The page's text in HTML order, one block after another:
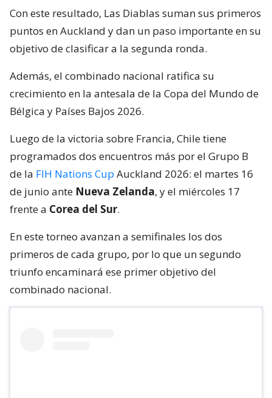
Con este resultado, Las Diablas suman sus primeros
puntos en Auckland y dan un paso importante en su
objetivo de clasificar a la segunda ronda.
Además, el combinado nacional ratifica su
crecimiento en la antesala de la Copa del Mundo de
Bélgica y Países Bajos 2026.
Luego de la victoria sobre Francia, Chile tiene
programados dos encuentros más por el Grupo B
de la FIH Nations Cup Auckland 2026: el martes 16
de junio ante Nueva Zelanda, y el miércoles 17
frente a Corea del Sur.
En este torneo avanzan a semifinales los dos
primeros de cada grupo, por lo que un segundo
triunfo encaminará ese primer objetivo del
combinado nacional.